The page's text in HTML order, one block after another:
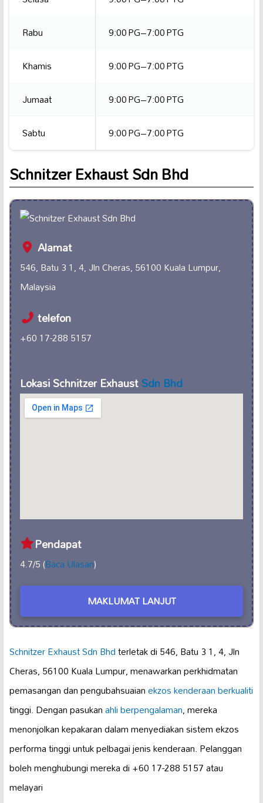
Rabu
9:00 PG–7:00 PTG
Khamis
9:00 PG–7:00 PTG
Jumaat
9:00 PG–7:00 PTG
Sabtu
9:00 PG–7:00 PTG
Schnitzer Exhaust Sdn Bhd
Alamat
546, Batu 3 1, 4, Jln Cheras, 56100 Kuala Lumpur,
Malaysia
telefon
+60 17-288 5157
Lokasi Schnitzer ExhaustSdn Bhd
Pendapat
4.7/5 (Baca Ulasan)
MAKLUMAT LANJUT
Schnitzer Exhaust Sdn Bhdterletak di 546, Batu 3 1, 4, Jln
Cheras, 56100 Kuala Lumpur, menawarkan perkhidmatan
pemasangan dan pengubahsuaianekzos kenderaan berkualiti
tinggi. Dengan pasukanahli berpengalaman, mereka
menonjolkan kepakaran dalam menyediakan sistem ekzos
performa tinggi untuk pelbagai jenis kenderaan. Pelanggan
boleh menghubungi mereka di +60 17-288 5157 atau
melayari